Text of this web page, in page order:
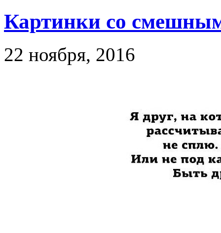
Картинки со
22 ноября, 2016